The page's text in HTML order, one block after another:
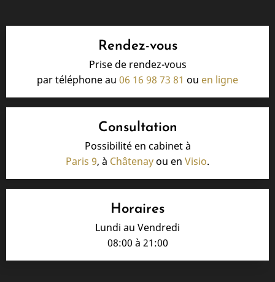
Rendez-vous
Prise de rendez-vous
par téléphone au 06 16 98 73 81 ou en ligne
Consultation
Possibilité en cabinet à
Paris 9, à Châtenay ou en Visio.
Horaires
Lundi au Vendredi
08:00 à 21:00